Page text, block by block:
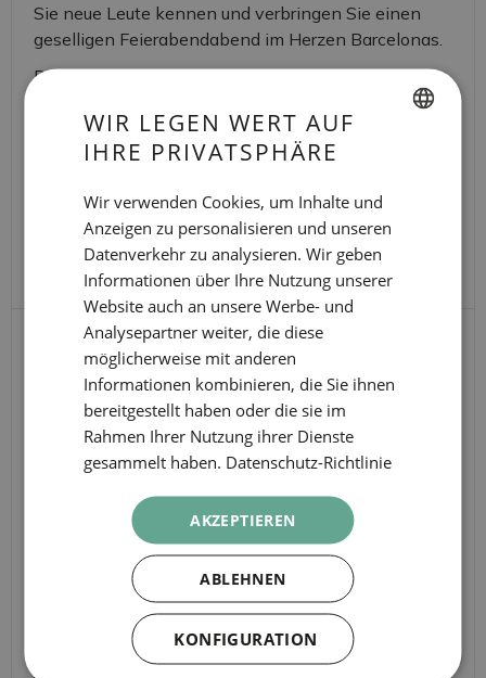
Sie neue Leute kennen und verbringen Sie einen
geselligen Feierabendabend im Herzen Barcelonas.
Die Weinprobe findet in unserer REC Lounge statt,
einem multifunktionalen Raum, in dem immer etwas
Öffnungszeiten
Donnerstag um 18:00 Uhr.
WEITERE
ERLEBNISSE
CATALAN
GERMAN
WIR LEGEN WERT AUF
IHRE PRIVATSPHÄRE
Wir verwenden Cookies, um Inhalte und
Anzeigen zu personalisieren und unseren
Datenverkehr zu analysieren. Wir geben
Informationen über Ihre Nutzung unserer
Website auch an unsere Werbe- und
Analysepartner weiter, die diese
möglicherweise mit anderen
Informationen kombinieren, die Sie ihnen
bereitgestellt haben oder die sie im
Rahmen Ihrer Nutzung ihrer Dienste
gesammelt haben. Datenschutz-Richtlinie
AKZEPTIEREN
ABLEHNEN
KONFIGURATION